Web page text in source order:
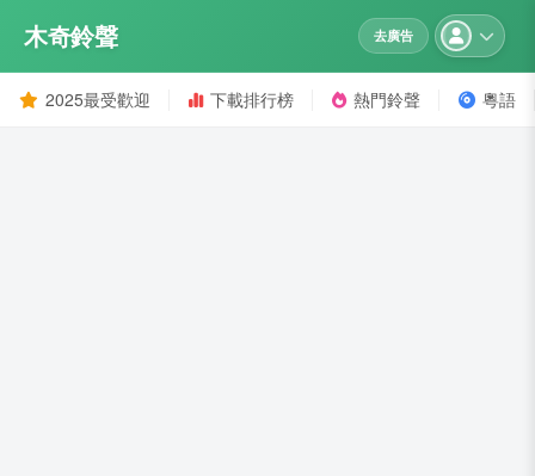
木奇鈴聲 去廣告
2025最受歡迎 下載排行榜 熱門鈴聲 粵語